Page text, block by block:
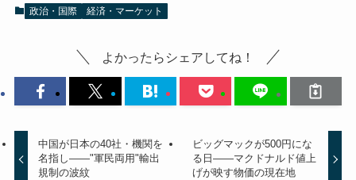
政治・国際 経済・マーケット
よかったらシェアしてね！
中国が日本の40社・機関を
名指し——"軍民両用"輸出
規制の波紋
ビッグマックが500円にな
る日——マクドナルド値上
げが映す物価の現在地